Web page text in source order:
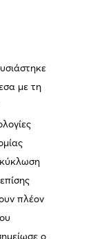
με τη
πλέον
ο